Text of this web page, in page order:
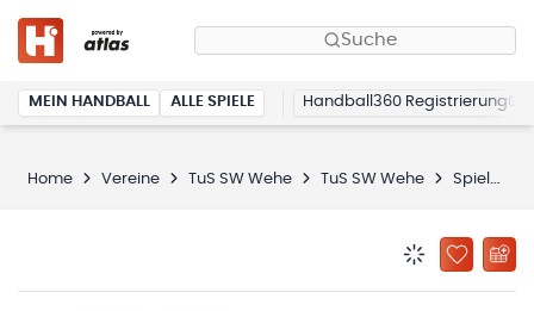
Suche
MEIN HANDBALL ALLE SPIELE Handball360 Registrierung
Home Vereine TuS SW Wehe TuS SW Wehe Spielplan
ZU